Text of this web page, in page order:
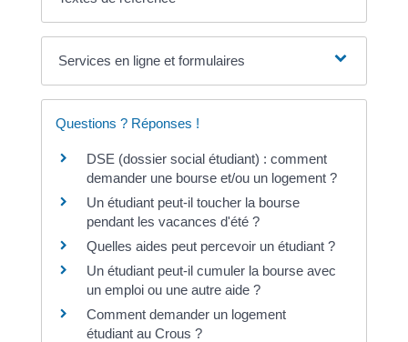
Services en ligne et formulaires
Questions ? Réponses !
DSE (dossier social étudiant) : comment
demander une bourse et/ou un logement ?
Un étudiant peut-il toucher la bourse
pendant les vacances d'été ?
Quelles aides peut percevoir un étudiant ?
Un étudiant peut-il cumuler la bourse avec
un emploi ou une autre aide ?
Comment demander un logement
étudiant au Crous ?